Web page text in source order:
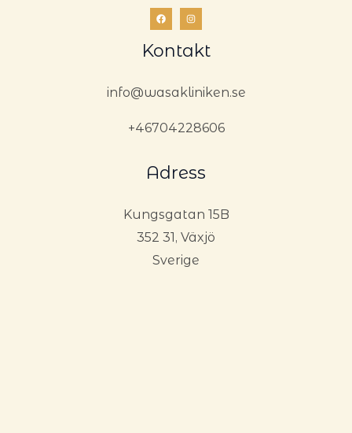
Kontakt
info@wasakliniken.se
+46704228606
Adress
Kungsgatan 15B
352 31, Växjö
Sverige